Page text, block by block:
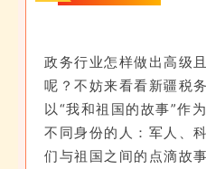
政务行业怎样做出高级
呢？不妨来看看新疆税
以“我和祖国的故事”作
不同身份的人：军人、
们与祖国之间的点滴故